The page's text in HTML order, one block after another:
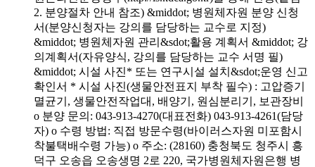
2. 분양절차 안내 참조) &middot; 병원체자원 분양 신청
서(분양신청자는 강의를 담당하는 교수로 지정)
&middot; 병원체자원 관리&sdot;활용 계획서 &middot; 강
의계획서(자유양식, 강의를 담당하는 교수 서명 필)
&middot; 시설 사진* 또는 연구시설 설치&sdot;운영 신고
확인서 * 시설 사진(생물안전표지 부착 필수) : 고압증기
멸균기, 생물안전작업대, 배양기, 원심분리기, 보관장비
o 분양 문의: 043-913-4270(대표전화) 043-913-4261(담당
자) o 수령 방법: 직접 방문수령(바이러스자원 미포함시
착불택배수령 가능) o 주소: (28160) 충청북도 청주시 흥
덕구 오송읍 오송생명 2로 220, 국가병원체자원은행 병